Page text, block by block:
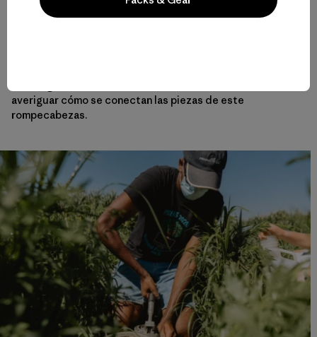
proponer soluciones técnicas para la salud del suelo,
averiguar cómo se conectan las piezas de este
rompecabezas.